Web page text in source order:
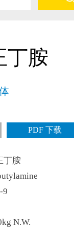
丁胺
PDF 下载
丁胺
9
N.W.